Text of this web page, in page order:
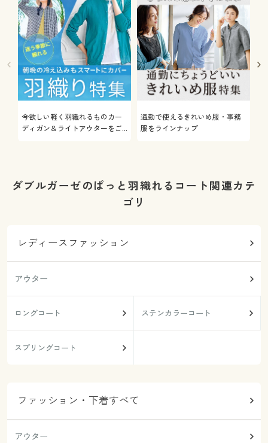
今欲しい軽く羽織れるものカー
ディガン＆ライトアウターをご
通勤で使えるきれいめ服・事務
服をラインナップ
ダブルガーゼのぱっと羽織れるコート関連カテ
ゴリ
レディースファッション
アウター
ロングコート ステンカラーコート
スプリングコート
ファッション・下着すべて
アウター